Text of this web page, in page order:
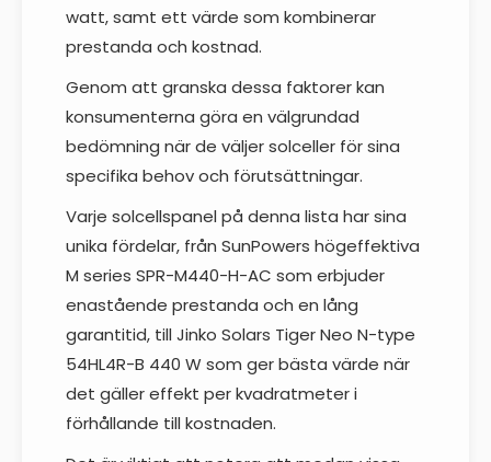
watt, samt ett värde som kombinerar
prestanda och kostnad.
Genom att granska dessa faktorer kan
konsumenterna göra en välgrundad
bedömning när de väljer solceller för sina
specifika behov och förutsättningar.
Varje solcellspanel på denna lista har sina
unika fördelar, från SunPowers högeffektiva
M series SPR-M440-H-AC som erbjuder
enastående prestanda och en lång
garantitid, till Jinko Solars Tiger Neo N-type
54HL4R-B 440 W som ger bästa värde när
det gäller effekt per kvadratmeter i
förhållande till kostnaden.